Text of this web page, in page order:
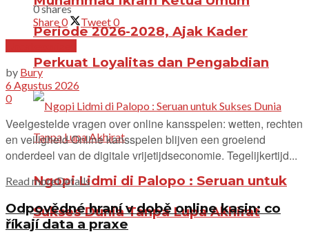
Periode 2026-2028, Ajak Kader
Perkuat Loyalitas dan Pengabdian
Ngopi Lidmi di Palopo : Seruan untuk
Sukses Dunia Tanpa Lupa Akhirat
0 shares
Share0 Tweet0
by Bury
6 Agustus 2026
0
Veelgestelde vragen over online kansspelen: wetten, rechten
en veiligheid Online kansspelen blijven een groeiend
onderdeel van de digitale vrijetijdseconomie. Tegelijkertijd...
Read moreDetails
Odpovědné hraní v době online kasin: co
říkají data a praxe